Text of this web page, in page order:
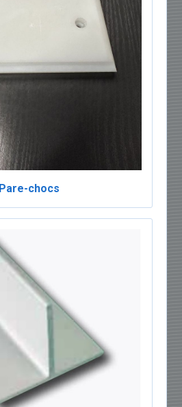
Pare-chocs